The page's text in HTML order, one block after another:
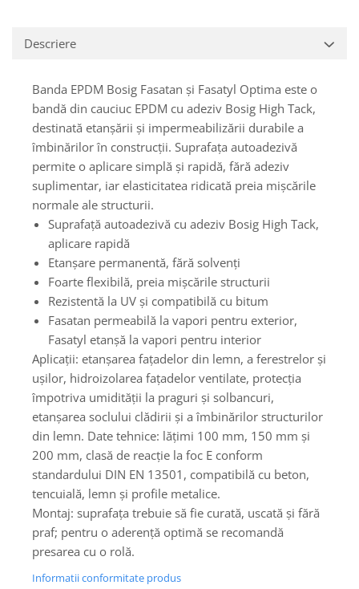
Descriere
Banda EPDM Bosig Fasatan și Fasatyl Optima este o
bandă din cauciuc EPDM cu adeziv Bosig High Tack,
destinată etanșării și impermeabilizării durabile a
îmbinărilor în construcții. Suprafața autoadezivă
permite o aplicare simplă și rapidă, fără adeziv
suplimentar, iar elasticitatea ridicată preia mișcările
normale ale structurii.
Suprafață autoadezivă cu adeziv Bosig High Tack,
aplicare rapidă
Etanșare permanentă, fără solvenți
Foarte flexibilă, preia mișcările structurii
Rezistentă la UV și compatibilă cu bitum
Fasatan permeabilă la vapori pentru exterior,
Fasatyl etanșă la vapori pentru interior
Aplicații: etanșarea fațadelor din lemn, a ferestrelor și
ușilor, hidroizolarea fațadelor ventilate, protecția
împotriva umidității la praguri și solbancuri,
etanșarea soclului clădirii și a îmbinărilor structurilor
din lemn. Date tehnice: lățimi 100 mm, 150 mm și
200 mm, clasă de reacție la foc E conform
standardului DIN EN 13501, compatibilă cu beton,
tencuială, lemn și profile metalice.
Montaj: suprafața trebuie să fie curată, uscată și fără
praf; pentru o aderență optimă se recomandă
presarea cu o rolă.
Informatii conformitate produs